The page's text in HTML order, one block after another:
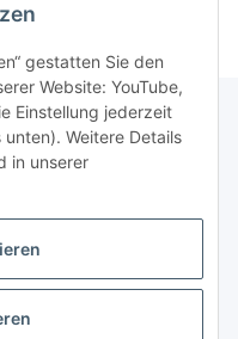
gestatten Sie den
Website: YouTube,
Einstellung jederzeit
Weitere Details
in unserer